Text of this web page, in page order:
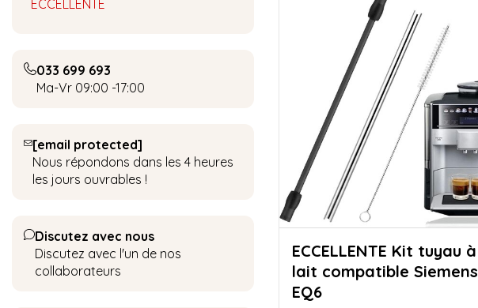
ECCELLENTE
033 699 693
Ma-Vr 09:00 -17:00
[email protected]
Nous répondons dans les 4 heures
les jours ouvrables !
Discutez avec nous
Discutez avec l'un de nos
collaborateurs
ECCELLENTE Kit tuyau à
lait compatible Siemens
EQ6